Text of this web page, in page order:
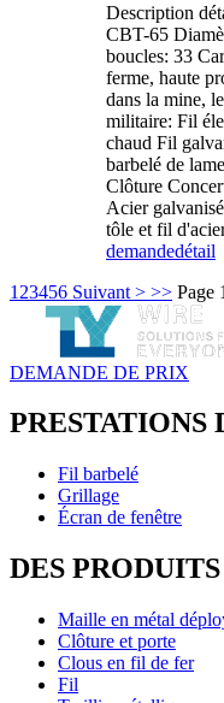
Description
CBT-65
boucles: 33
ferme, haute
dans la mine,
militaire: Fil
chaud Fil
barbelé de
Clôture
Acier
tôle et fil
demandedétail
1 23456 Suivant > >> Page
DEMANDE DE PRIX
PRESTATIONS
Fil barbelé
Grillage
Écran de fenêtre
DES PRODUITS
Maille en métal
Clôture et porte
Clous en fil de fer
Fil